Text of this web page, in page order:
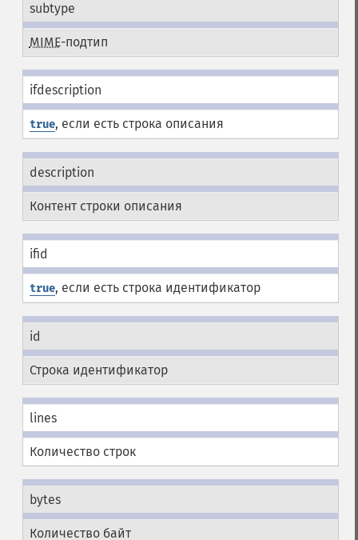
subtype
MIME-подтип
ifdescription
true, если есть строка описания
description
Контент строки описания
ifid
true, если есть строка идентификатор
id
Строка идентификатор
lines
Количество строк
bytes
Количество байт